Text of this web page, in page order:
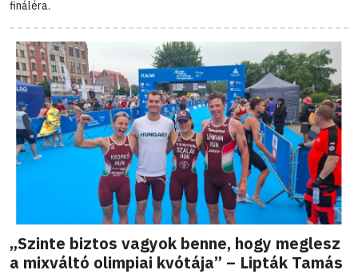
fináléra.
„Szinte biztos vagyok benne, hogy meglesz
a mixváltó olimpiai kvótája” – Lipták Tamás